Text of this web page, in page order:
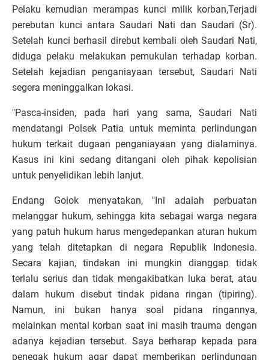
Pelaku kemudian merampas kunci milik korban,Terjadi
perebutan kunci antara Saudari Nati dan Saudari (Sr).
Setelah kunci berhasil direbut kembali oleh Saudari Nati,
diduga pelaku melakukan pemukulan terhadap korban.
Setelah kejadian penganiayaan tersebut, Saudari Nati
segera meninggalkan lokasi.
"Pasca-insiden, pada hari yang sama, Saudari Nati
mendatangi Polsek Patia untuk meminta perlindungan
hukum terkait dugaan penganiayaan yang dialaminya.
Kasus ini kini sedang ditangani oleh pihak kepolisian
untuk penyelidikan lebih lanjut.
Endang Golok menyatakan, "Ini adalah perbuatan
melanggar hukum, sehingga kita sebagai warga negara
yang patuh hukum harus mengedepankan aturan hukum
yang telah ditetapkan di negara Republik Indonesia.
Secara kajian, tindakan ini mungkin dianggap tidak
terlalu serius dan tidak mengakibatkan luka berat, atau
dalam hukum disebut tindak pidana ringan (tipiring).
Namun, ini bukan hanya soal pidana ringannya,
melainkan mental korban saat ini masih trauma dengan
adanya kejadian tersebut. Saya berharap kepada para
penegak hukum agar dapat memberikan perlindungan